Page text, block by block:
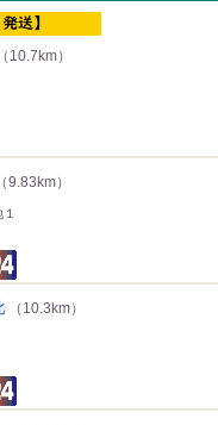
（10.7km）
（9.83km）
（10.3km）